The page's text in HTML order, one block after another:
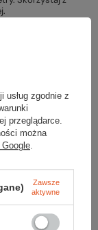
.
mamy w
formularza i
to zrobić musisz
usług zgodnie z
przeglądarce.
można
.
Zawsze
aktywne